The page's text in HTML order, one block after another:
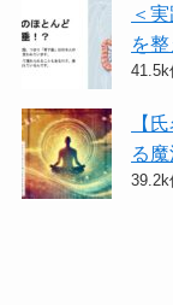
＜
を
41.5k
【
る
39.2k